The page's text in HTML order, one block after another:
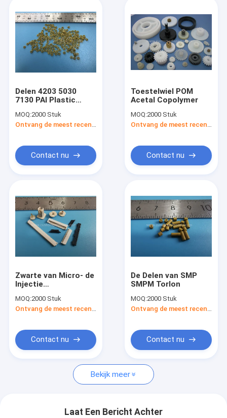
Producten
Ongeveer ons
Fabrieksreis
Nieuws
Douaneptfe Delen
PTFE Machinaal bewerkte Delen
Delen 4203 5030
7130 PAI Plastic
Claybanktorlon
MOQ:2000 Stuk
Contact nu
Toestelwiel POM
Acetal Copolymer
MOQ:2000 Stuk
Contact nu
Zwarte van Micro- de
Injectie
Vormen
Tussenvoegselfpc
MOQ:2000 Stuk
Contact nu
De Delen van SMP
SMPM Torlon
MOQ:2000 Stuk
Contact nu
Bekijk meer
Laat Een Bericht Achter